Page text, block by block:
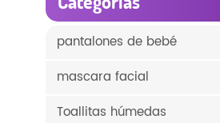
pantalones de bebé
mascara facial
Toallitas húmedas